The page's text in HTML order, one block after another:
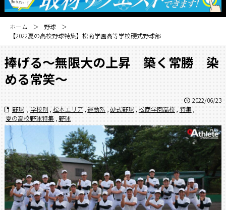
ホーム
野球
【2022夏の高校野球特集】松商学園高等学校硬式野球部
捧げる～無限大の上昇 築く常勝 染
める常笑～
2022/06/23
野球
学校別 , 松本エリア 運動系 ,硬式野球 , 松商学園高校 特集
夏の高校野球特集
野球